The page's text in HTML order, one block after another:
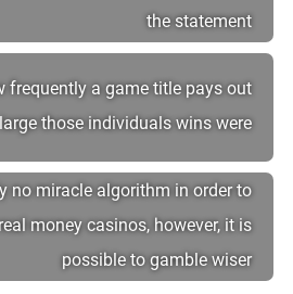
the statement
frequently a game title pays out
those individuals wins were
no miracle algorithm in order to
money casinos, however, it is
possible to gamble wiser